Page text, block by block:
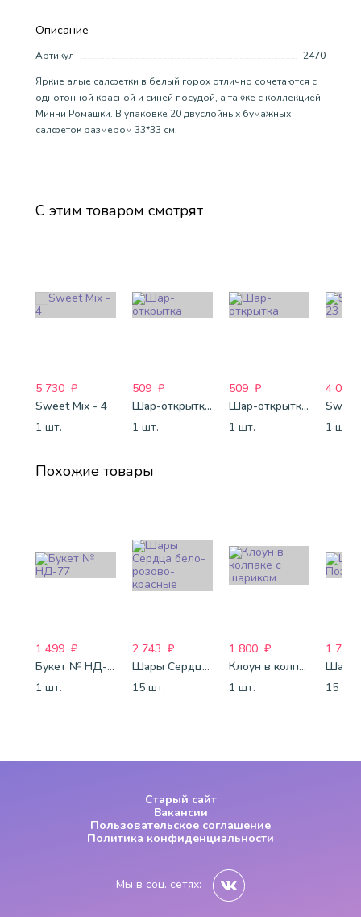
Описание
Артикул
2470
Яркие алые салфетки в белый горох отлично сочетаются с
однотонной красной и синей посудой, а также с коллекцией
Минни Ромашки. В упаковке 20 двуслойных бумажных
салфеток размером 33*33 см.
С этим товаром смотрят
5 730 ₽
Sweet Mix - 4
1 шт.
509 ₽
Шар-открытка "Звезда" (45 см) - 1
1 шт.
509 ₽
Шар-открытка "Сердце" (45 см) - 2
1 шт.
4 088
1 шт.
Похожие товары
1 499 ₽
Букет № НД-77
1 шт.
2 743 ₽
Шары Сердца бело-розово-красные
15 шт.
1 800 ₽
Клоун в колпаке с шариком
1 шт.
1 772
15 шт.
Старый сайт
Вакансии
Пользовательское соглашение
Политика конфиденциальности
Мы в соц. сетях: